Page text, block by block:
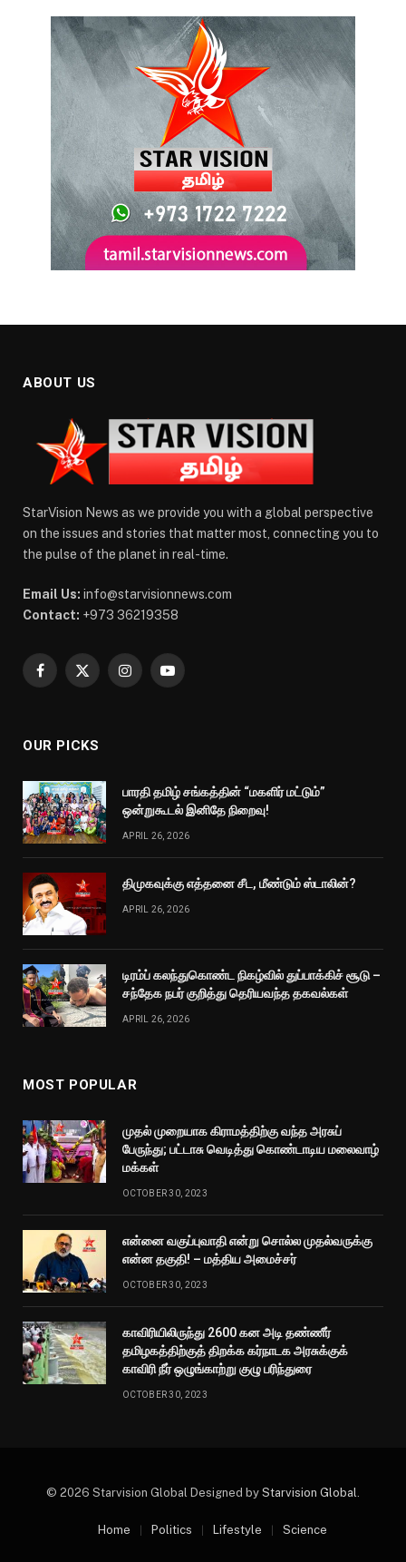
ABOUT US
StarVision News as we provide you with a global perspective
on the issues and stories that matter most, connecting you to
the pulse of the planet in real-time.
Email Us: info@starvisionnews.com
Contact: +973 36219358
Facebook
X
InstagramYouTube
OUR PICKS
பாரதி தமிழ் சங்கத்தின் “மகளிர் மட்டும்”
ஒன்றுகூடல் இனிதே நிறைவு!
APRIL 26, 2026
திமுகவுக்கு எத்தனை சீட, மீண்டும் ஸ்டாலின்?
APRIL 26, 2026
டிரம்ப் கலந்துகொண்ட நிகழ்வில் துப்பாக்கிச் சூடு –
சந்தேக நபர் குறித்து தெரியவந்த தகவல்கள்
APRIL 26, 2026
MOST POPULAR
முதல் முறையாக கிராமத்திற்கு வந்த அரசுப்
பேருந்து; பட்டாசு வெடித்து கொண்டாடிய மலைவாழ்
மக்கள்
OCTOBER 30, 2023
என்னை வகுப்புவாதி என்று சொல்ல முதல்வருக்கு
என்ன தகுதி! – மத்திய அமைச்சர்
OCTOBER 30, 2023
காவிரியிலிருந்து 2600 கன அடி தண்ணீர்
தமிழகத்திற்குத் திறக்க கர்நாடக அரசுக்குக்
காவிரி நீர் ஒழுங்காற்று குழு பரிந்துரை
OCTOBER 30, 2023
© 2026 Starvision Global Designed by Starvision Global
Home Politics Lifestyle Science